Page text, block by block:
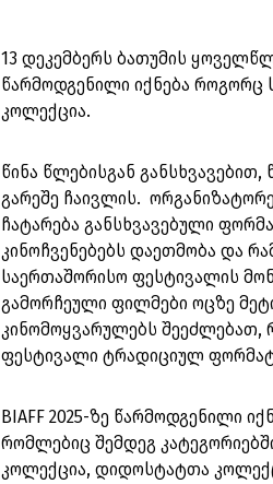
13 დეკემბერს ბათუმის
წარმოდგენილი იქნება როგორც
კოლექცია.
წინა წლებისგან
გარეშე ჩაივლის.
ჩატარება განსხვავებული
კინოჩვენებებს დაეთმობა და
საერთაშორისო ფესტივალის
გამორჩეული ფილმები ოცზე
კინომოყვარულებს
ფესტივალი ტრადიციულ
BIAFF 2025-ზე წარმოდგენილი
რომლებიც შემდეგ
კოლექცია, დიდოსტატთა